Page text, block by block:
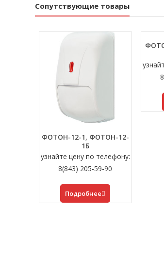
Сопутствующие товары
ФОТОН-12-1, ФОТОН-12-
1Б
узнайте цену по телефону:
8(843) 205-59-90
Подробнее